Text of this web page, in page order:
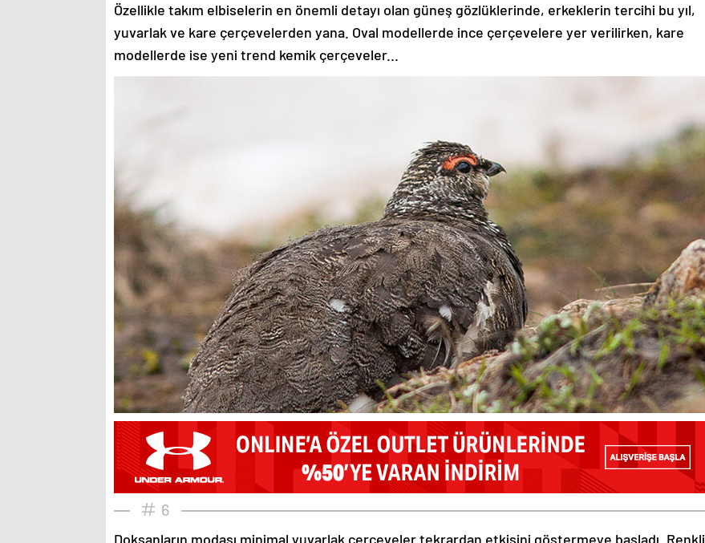
Özellikle takım elbiselerin en önemli detayı olan güneş gözlüklerinde, erkeklerin tercihi bu yıl,
yuvarlak ve kare çerçevelerden yana. Oval modellerde ince çerçevelere yer verilirken, kare
modellerde ise yeni trend kemik çerçeveler...
6
Doksanların modası minimal yuvarlak çerçeveler tekrardan etkisini göstermeye başladı. Renkli